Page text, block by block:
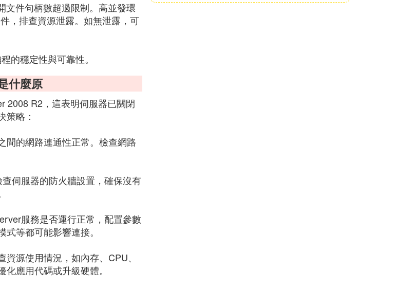
文件句柄數超過限制。高並發環
，排查資源泄露。如無泄露，可
的穩定性與可靠性。
什麼原
2008 R2，這表明伺服器已關閉
策略：
間的網路連通性正常。檢查網路
伺服器的防火牆設置，確保沒有
服務是否運行正常，配置參數
等都可能影響連接。
源使用情況，如內存、CPU、
應用代碼或升級硬體。